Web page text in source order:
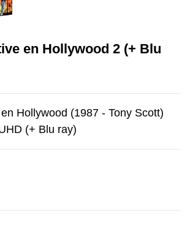
en Hollywood 2 (+ Blu
Hollywood (1987 - Tony Scott)
(+ Blu ray)